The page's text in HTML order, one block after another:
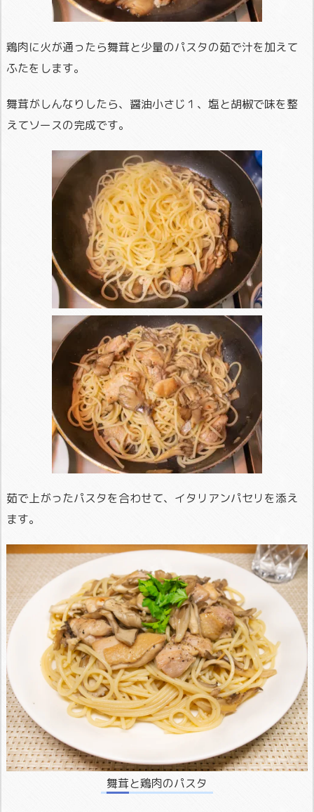
鶏肉に火が通ったら舞茸と少量のパスタの茹で汁を加えて
ふたをします。
舞茸がしんなりしたら、醤油小さじ１、塩と胡椒で味を整
えてソースの完成です。
茹で上がったパスタを合わせて、イタリアンパセリを添え
ます。
舞茸と鶏肉のパスタ